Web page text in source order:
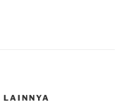
LAINNYA